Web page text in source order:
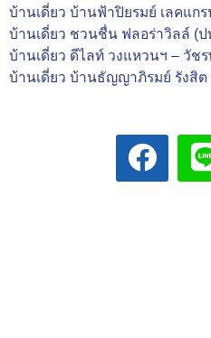
บ้านเดี่ยว บ้านฟ้าปิยรมย์ เลคแก
บ้านเดี่ยว ชวนชื่น ฟลอร่าวิลล์ (
บ้านเดี่ยว ดีไลท์ วงแหวนฯ – วัช
บ้านเดี่ยว บ้านธัญญาภิรมย์ รังสิต